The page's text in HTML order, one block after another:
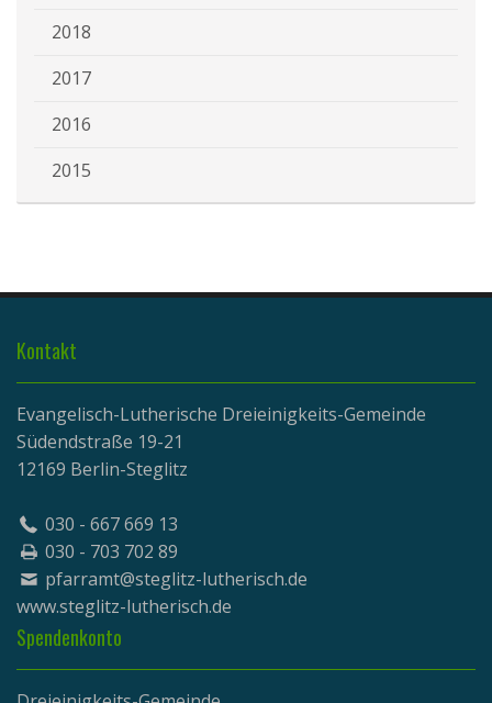
2018
2017
2016
2015
Kontakt
Evangelisch-Lutherische Dreieinigkeits-Gemeinde
Südendstraße 19-21
12169 Berlin-Steglitz
030 - 667 669 13
030 - 703 702 89
pfarramt@steglitz-lutherisch.de
www.steglitz-lutherisch.de
Spendenkonto